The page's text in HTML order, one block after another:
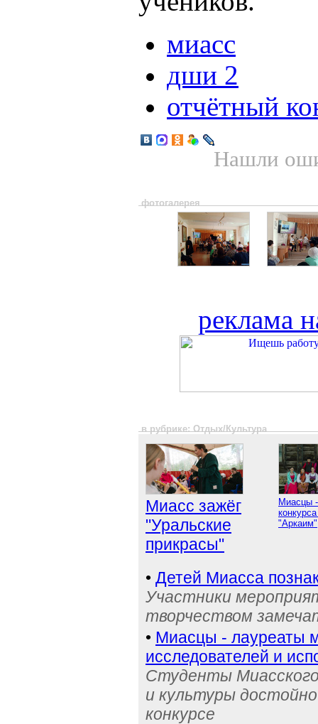
миасс
дши 2
отчётный
Нашли
фотогалерея
реклама
в рубрике: Отдых/Культура
Миасс зажёг
"Уральские
прикрасы"
Миасцы
"Аркаим"
• Детей Миасса
Участники
творчеством
• Миасцы - лауреаты
исследователей и
Студенты Миасского
и культуры
конкурсе